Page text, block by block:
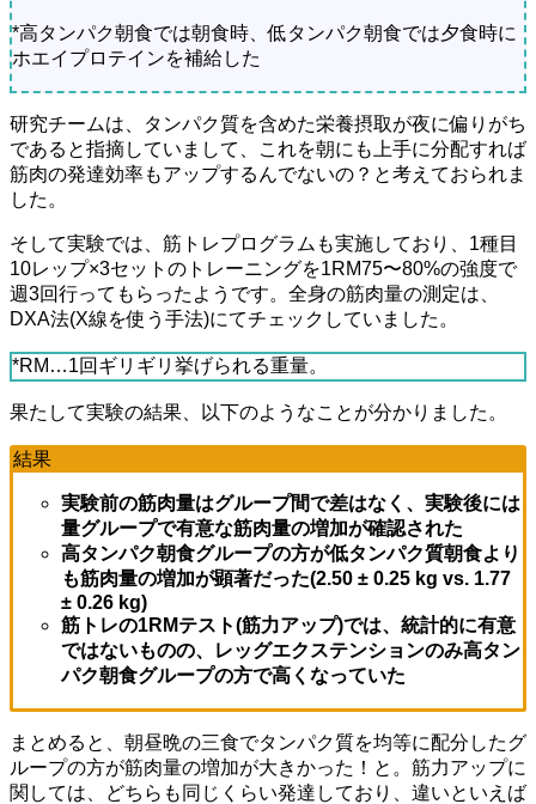
*高タンパク朝食では朝食時、低タンパク朝食では夕食時に
ホエイプロテインを補給した
研究チームは、タンパク質を含めた栄養摂取が夜に偏りがち
であると指摘していまして、これを朝にも上手に分配すれば
筋肉の発達効率もアップするんでないの？と考えておられま
した。
そして実験では、筋トレプログラムも実施しており、1種目
10レップ×3セットのトレーニングを1RM75〜80%の強度で
週3回行ってもらったようです。全身の筋肉量の測定は、
DXA法(X線を使う手法)にてチェックしていました。
*RM…1回ギリギリ挙げられる重量。
果たして実験の結果、以下のようなことが分かりました。
結果
実験前の筋肉量はグループ間で差はなく、実験後には
量グループで有意な筋肉量の増加が確認された
高タンパク朝食グループの方が低タンパク質朝食より
も筋肉量の増加が顕著だった(2.50 ± 0.25 kg vs. 1.77
± 0.26 kg)
筋トレの1RMテスト(筋力アップ)では、統計的に有意
ではないものの、レッグエクステンションのみ高タン
パク朝食グループの方で高くなっていた
まとめると、朝昼晩の三食でタンパク質を均等に配分したグ
ループの方が筋肉量の増加が大きかった！と。筋力アップに
関しては、どちらも同じくらい発達しており、違いといえば